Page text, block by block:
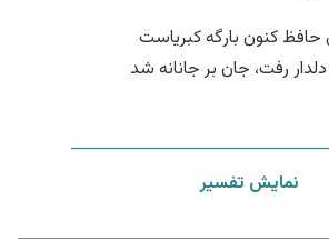
حافظ کنون بارگه کبریاست
رفت، جان بر جانانه شد
نمایش تفسیر